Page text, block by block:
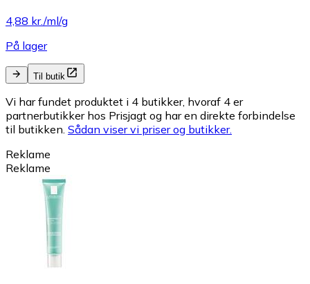
4,88 kr./ml/g
På lager
Til butik
Vi har fundet produktet i 4 butikker, hvoraf 4 er
partnerbutikker hos Prisjagt og har en direkte forbindelse
til butikken. Sådan viser vi priser og butikker.
Reklame
Reklame